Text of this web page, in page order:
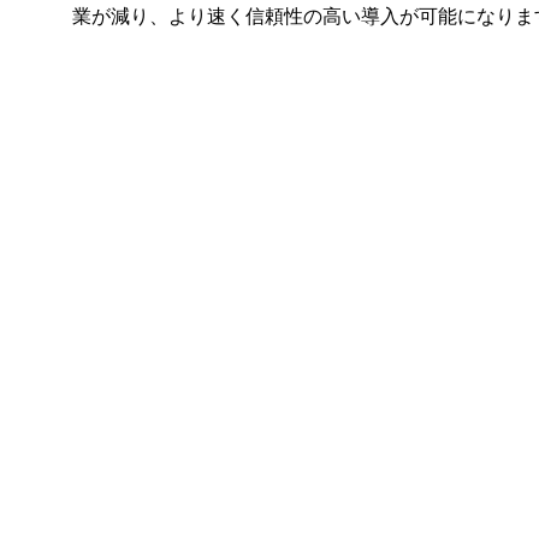
業が減り、より速く信頼性の高い導入が可能になりま